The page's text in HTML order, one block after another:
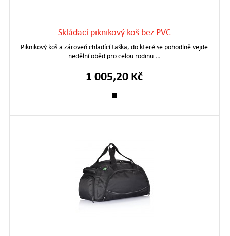
Skládací piknikový koš bez PVC
Piknikový koš a zároveň chladící taška, do které se pohodlně vejde
nedělní oběd pro celou rodinu.…
1 005,20 Kč